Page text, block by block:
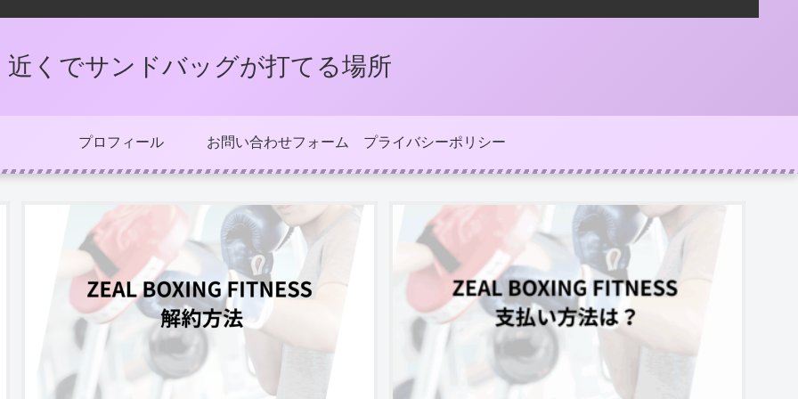
近くでサンドバッグが打てる場所
プロフィール お問い合わせフォーム プライバシーポリシー